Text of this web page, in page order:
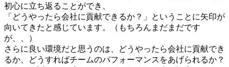
初心に立ち返ることができ、
「どうやったら会社に貢献できるか？」ということに矢印が
向いてきたと感じています。（もちろんまだまだです
が、、）
さらに良い環境だと思うのは、どうやったら会社に貢献でき
るか、どうすればチームのパフォーマンスをあげられるか？